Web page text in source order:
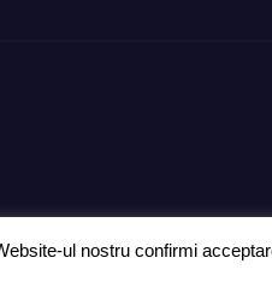
Călărășean” – exclusiv pentru anunțuri
ul nostru confirmi